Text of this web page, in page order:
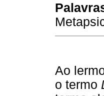
Ao
o termo